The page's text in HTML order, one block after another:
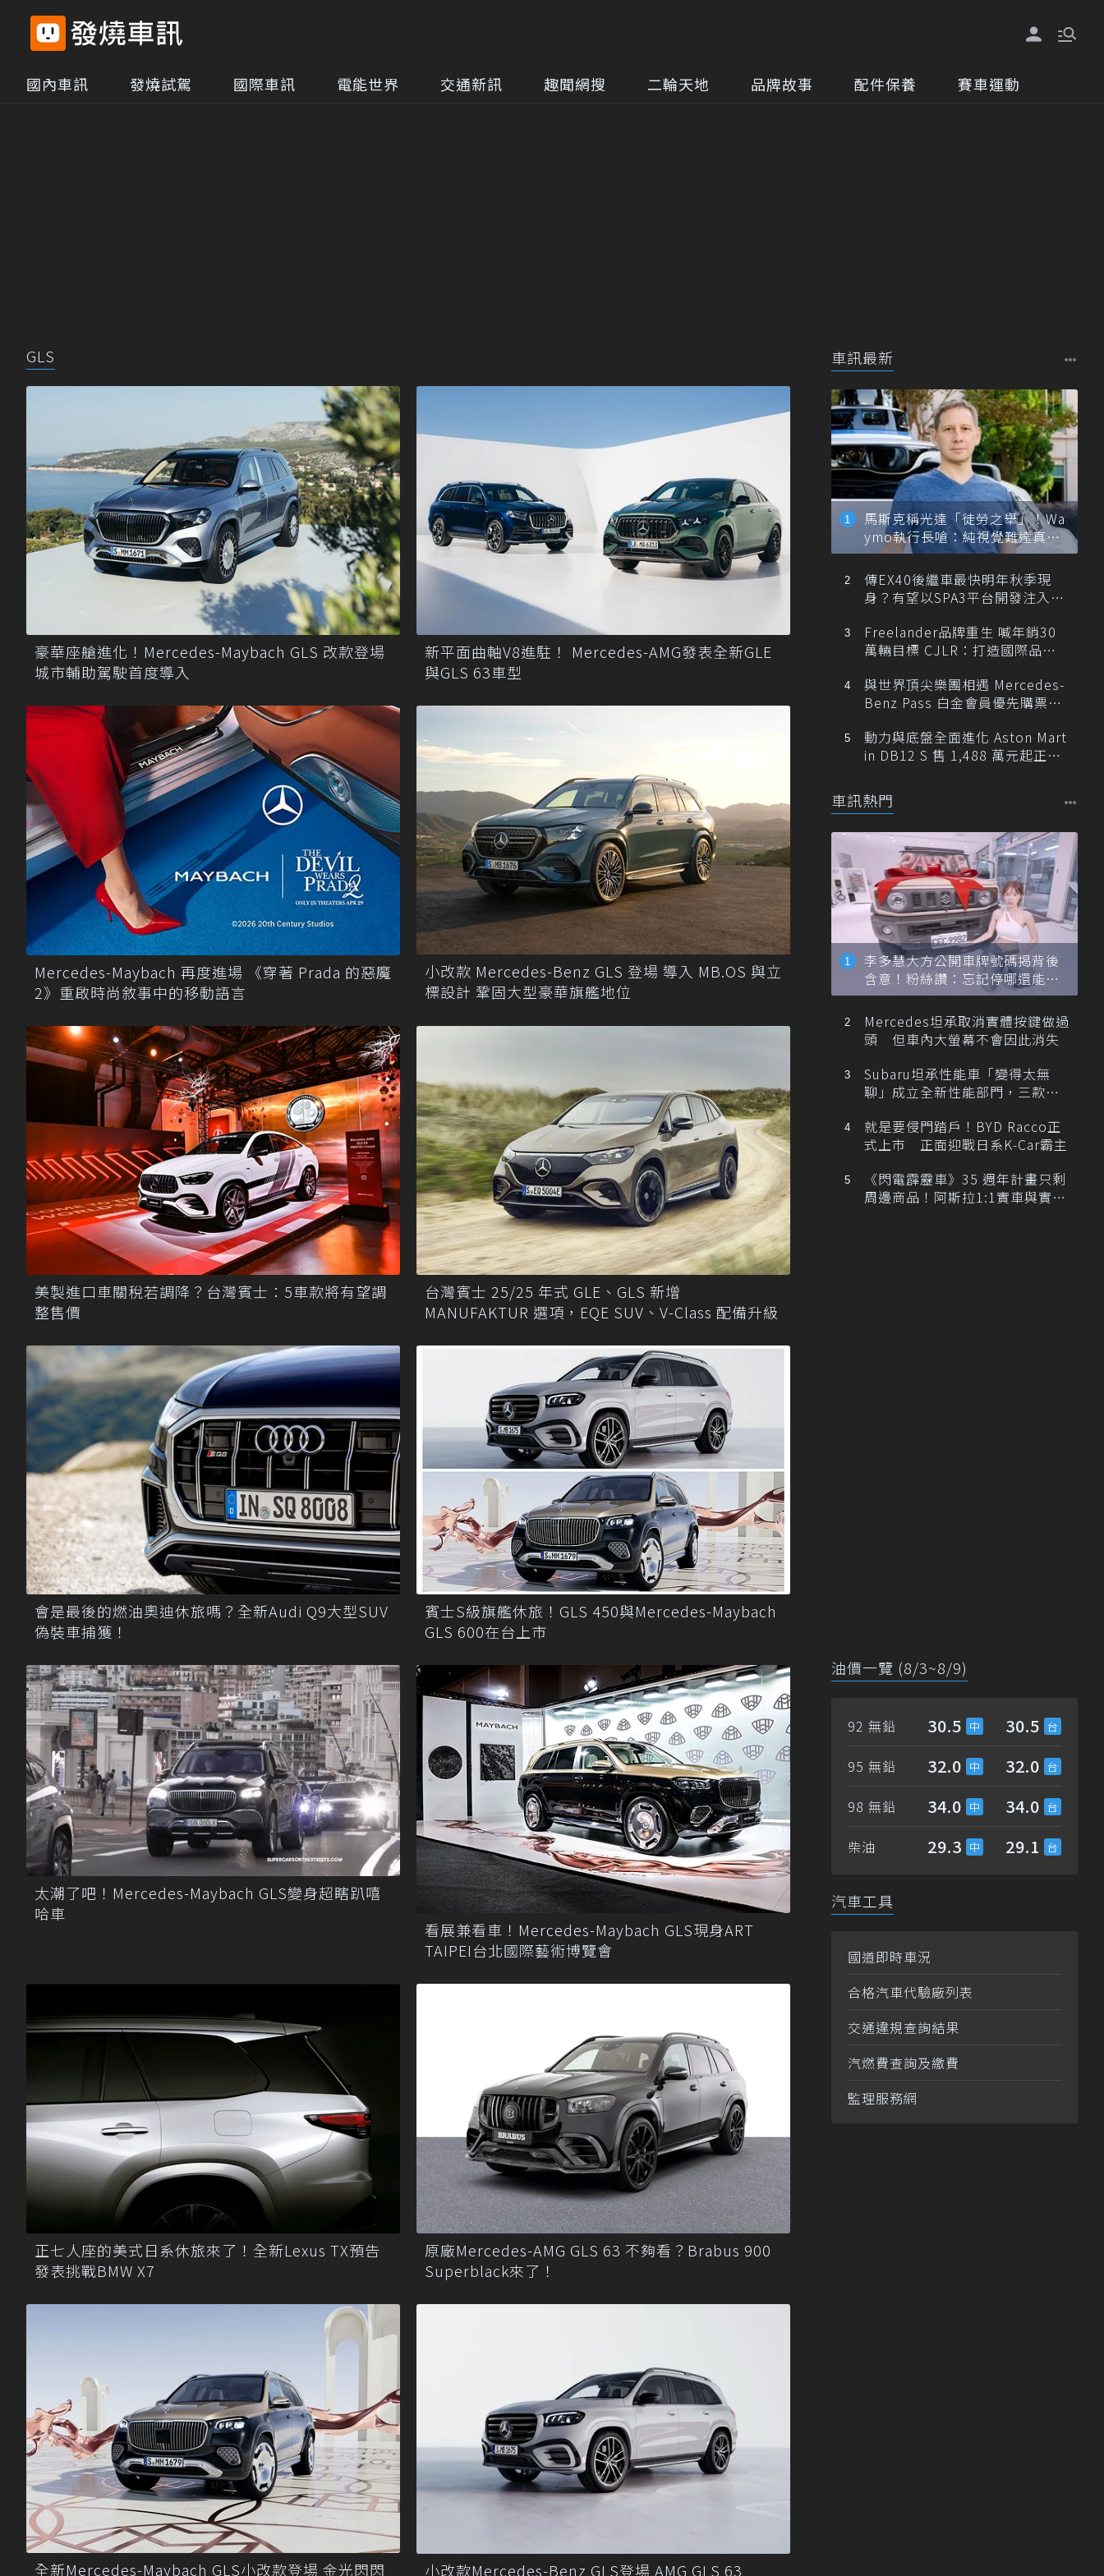
國內車訊 發燒試駕 國際車訊 電能世界 交通新訊 趣聞網搜 二輪天地 品牌故事 配件保養 賽車運動
GLS
豪華座艙進化！Mercedes-Maybach GLS 改款登場
城市輔助駕駛首度導入
新平面曲軸V8進駐！ Mercedes-AMG發表全新GLE
與GLS 63車型
Mercedes-Maybach 再度進場 《穿著 Prada 的惡魔
2》重啟時尚敘事中的移動語言
小改款 Mercedes-Benz GLS 登場 導入 MB.OS 與立
標設計 鞏固大型豪華旗艦地位
美製進口車關稅若調降？台灣賓士：5車款將有望調
整售價
台灣賓士 25/25 年式 GLE、GLS 新增
MANUFAKTUR 選項，EQE SUV、V-Class 配備升級
會是最後的燃油奧迪休旅嗎？全新Audi Q9大型SUV
偽裝車捕獲！
賓士S級旗艦休旅！GLS 450與Mercedes-Maybach
GLS 600在台上市
太潮了吧！Mercedes-Maybach GLS變身超瞎趴嘻
哈車
看展兼看車！Mercedes-Maybach GLS現身ART
TAIPEI台北國際藝術博覽會
正七人座的美式日系休旅來了！全新Lexus TX預告
發表挑戰BMW X7
原廠Mercedes-AMG GLS 63 不夠看？Brabus 900
Superblack來了！
全新Mercedes-Maybach GLS小改款登場 金光閃閃 小改款Mercedes-Benz GLS登場 AMG GLS 63
車訊最新
馬斯克稱光達「徒勞之舉」！Wa
ymo執行長嗆：純視覺難達真正
自動駕駛
傳EX40後繼車最快明年秋季現
身？有望以SPA3平台開發注入80
Freelander品牌重生 喊年銷30
萬輛目標 CJLR：打造國際品牌
與世界頂尖樂團相遇 Mercedes-
Benz Pass 白金會員優先購票維
動力與底盤全面進化 Aston Mart
in DB12 S 售 1,488 萬元起正式
車訊熱門
李多慧大方公開車牌號碼揭背後
含意！粉絲讚：忘記停哪還能幫
忙找車
Mercedes坦承取消實體按鍵做過
頭 但車內大螢幕不會因此消失
Subaru坦承性能車「變得太無
聊」成立全新性能部門，三款手
就是要侵門踏戶！BYD Racco正
式上市 正面迎戰日系K-Car霸主
《閃電霹靂車》35 週年計畫只剩
周邊商品！阿斯拉1:1實車與實體
油價一覽 (8/3~8/9)
92 無鉛 30.5 30.5
95 無鉛 32.0 32.0
98 無鉛 34.0 34.0
柴油 29.3 29.1
汽車工具
國道即時車況
合格汽車代驗廠列表
交通違規查詢結果
汽燃費查詢及繳費
監理服務網